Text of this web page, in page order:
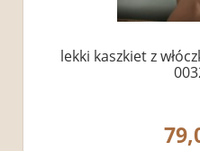
lekki kaszkiet z